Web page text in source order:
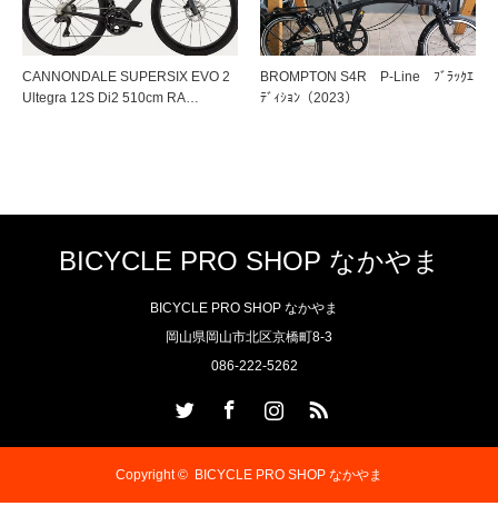
CANNONDALE SUPERSIX EVO 2
Ultegra 12S Di2 510cm RA…
BROMPTON S4R P-Line ﾌﾞﾗｯｸｴ
ﾃﾞｨｼｮﾝ（2023）
BICYCLE PRO SHOP なかやま
BICYCLE PRO SHOP なかやま
岡山県岡山市北区京橋町8-3
086-222-5262
Copyright © BICYCLE PRO SHOP なかやま